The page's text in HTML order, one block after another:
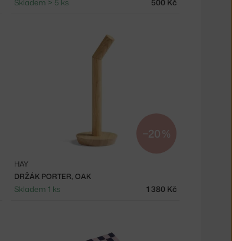
Skladem > 5 ks 500 Kč
−20 %
DRŽÁK PORTER, OAK
HAY
Skladem 1 ks 1 380 Kč